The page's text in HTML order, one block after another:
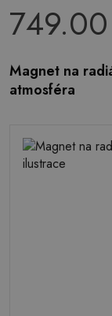
Magnet na
atmosféra